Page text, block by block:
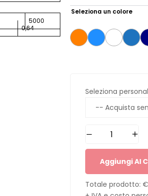
5000
0,64
Seleziona un colore
Seleziona
Aggiungi Al
Totale prodotto: